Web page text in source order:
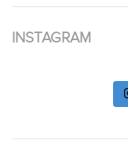
INSTAGRAM